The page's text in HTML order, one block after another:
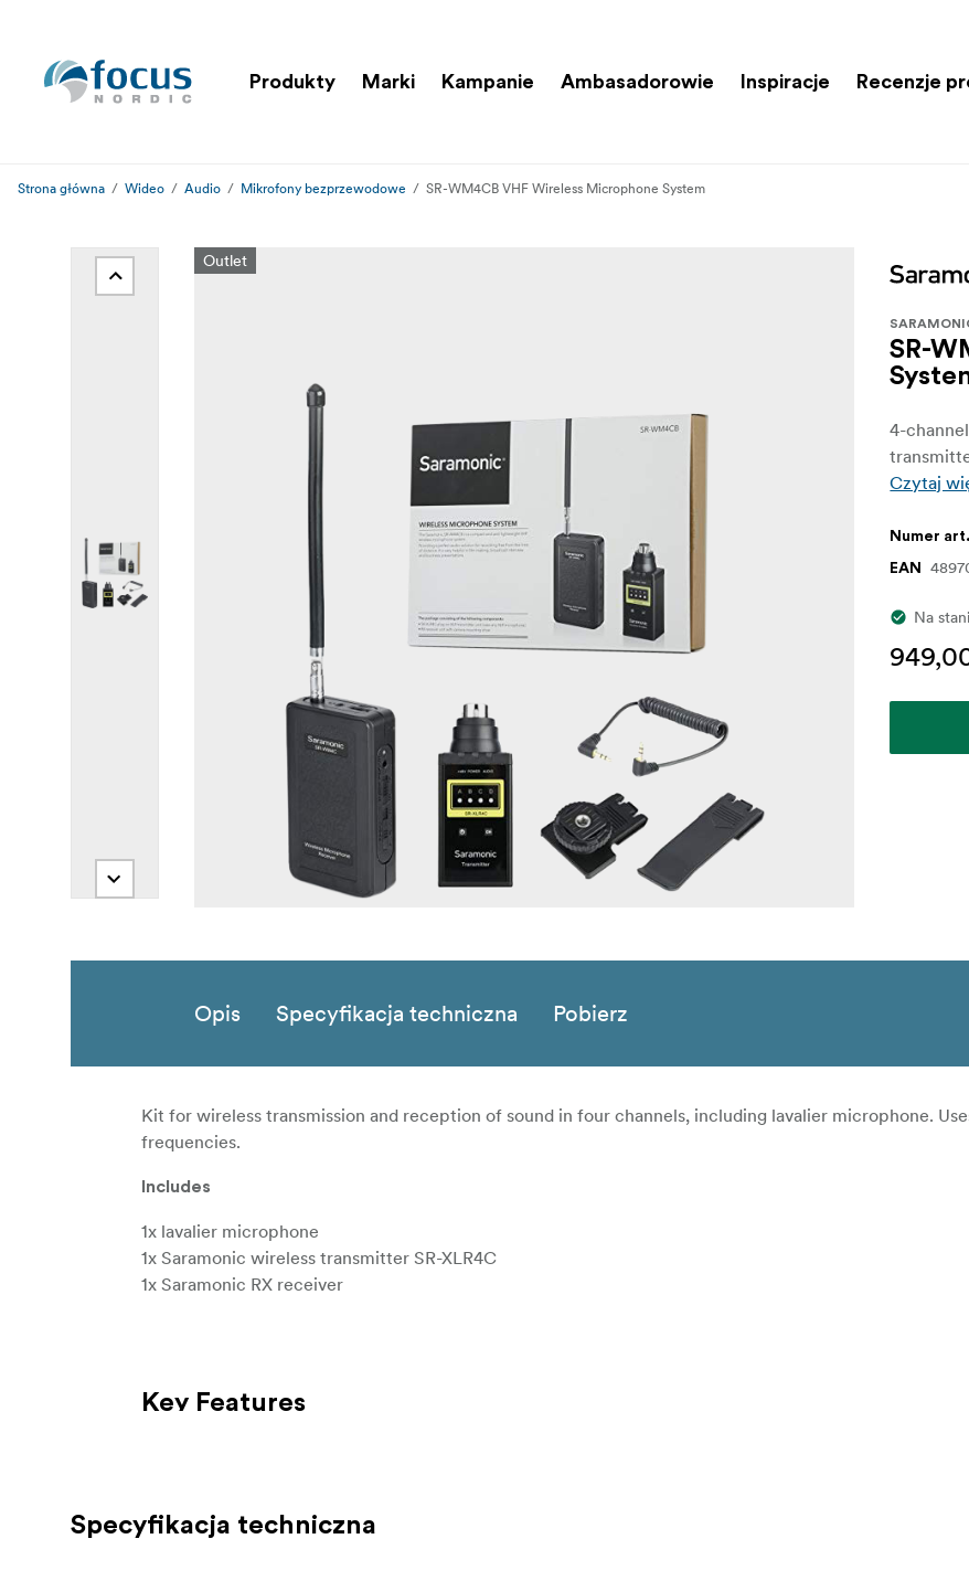
Produkty Marki Kampanie Ambasadorowie Inspiracje Recenzje
Strona główna Wideo Audio Mikrofony bezprzewodowe SR-WM4CB VHF Wireless Microphone System
Outlet
SR-
4-
Czytaj
Numer art.
EAN
Na
Opis Specyfikacja techniczna Pobierz
Kit for wireless transmission and reception of sound in four channels, including lavalier microphone.
frequencies.
Includes
1x lavalier microphone
1x Saramonic wireless transmitter SR-XLR4C
1x Saramonic RX receiver
Key Features
One mini XLR microphone input
Specyfikacja techniczna